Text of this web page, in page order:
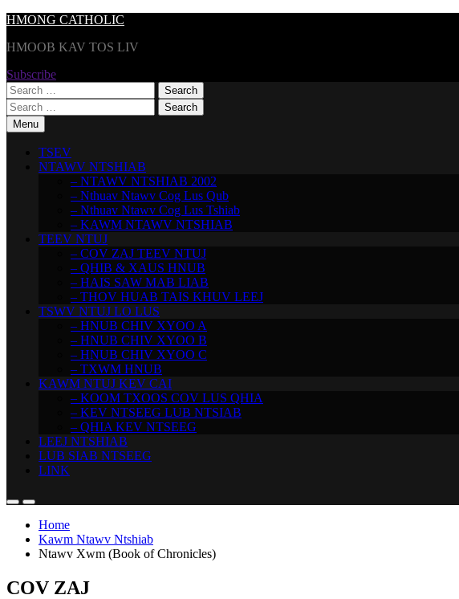
Skip
content
HMONG CATHOLIC
HMOOB KAV TOS LIV
Subscribe
Search
for:
Search
for:Menu
TSEV
NTAWV NTSHIAB
– NTAWV NTSHIAB 2002
– Nthuav Ntawv Cog Lus Qub
– Nthuav Ntawv Cog Lus Tshiab
– KAWM NTAWV NTSHIAB
TEEV NTUJ
– COV ZAJ TEEV NTUJ
– QHIB & XAUS HNUB
– HAIS SAW MAB LIAB
– THOV HUAB TAIS KHUV LEEJ
TSWV NTUJ LO LUS
– HNUB CHIV XYOO A
– HNUB CHIV XYOO B
– HNUB CHIV XYOO C
– TXWM HNUB
KAWM NTUJ KEV CAI
– KOOM TXOOS COV LUS QHIA
– KEV NTSEEG LUB NTSIAB
– QHIA KEV NTSEEG
LEEJ NTSHIAB
LUB SIAB NTSEEG
LINK
Home
Kawm Ntawv Ntshiab
Ntawv Xwm (Book of Chronicles)
COV ZAJ